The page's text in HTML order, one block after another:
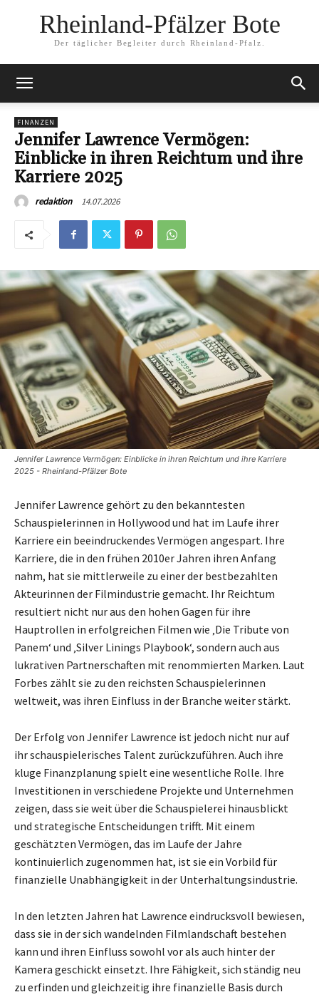
Rheinland-Pfälzer Bote
Der täglicher Begleiter durch Rheinland-Pfalz.
FINANZEN
Jennifer Lawrence Vermögen:
Einblicke in ihren Reichtum und ihre
Karriere 2025
redaktion 14.07.2026
Jennifer Lawrence Vermögen: Einblicke in ihren Reichtum und ihre Karriere
2025 - Rheinland-Pfälzer Bote
Jennifer Lawrence gehört zu den bekanntesten
Schauspielerinnen in Hollywood und hat im Laufe ihrer
Karriere ein beeindruckendes Vermögen angespart. Ihre
Karriere, die in den frühen 2010er Jahren ihren Anfang
nahm, hat sie mittlerweile zu einer der bestbezahlten
Akteurinnen der Filmindustrie gemacht. Ihr Reichtum
resultiert nicht nur aus den hohen Gagen für ihre
Hauptrollen in erfolgreichen Filmen wie ‚Die Tribute von
Panem‘ und ‚Silver Linings Playbook‘, sondern auch aus
lukrativen Partnerschaften mit renommierten Marken. Laut
Forbes zählt sie zu den reichsten Schauspielerinnen
weltweit, was ihren Einfluss in der Branche weiter stärkt.
Der Erfolg von Jennifer Lawrence ist jedoch nicht nur auf
ihr schauspielerisches Talent zurückzuführen. Auch ihre
kluge Finanzplanung spielt eine wesentliche Rolle. Ihre
Investitionen in verschiedene Projekte und Unternehmen
zeigen, dass sie weit über die Schauspielerei hinausblickt
und strategische Entscheidungen trifft. Mit einem
geschätzten Vermögen, das im Laufe der Jahre
kontinuierlich zugenommen hat, ist sie ein Vorbild für
finanzielle Unabhängigkeit in der Unterhaltungsindustrie.
In den letzten Jahren hat Lawrence eindrucksvoll bewiesen,
dass sie in der sich wandelnden Filmlandschaft bestehen
kann und ihren Einfluss sowohl vor als auch hinter der
Kamera geschickt einsetzt. Ihre Fähigkeit, sich ständig neu
zu erfinden und gleichzeitig ihre finanzielle Basis durch